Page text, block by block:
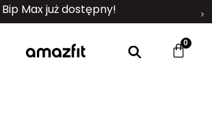
Bip Max już dostępny!
0